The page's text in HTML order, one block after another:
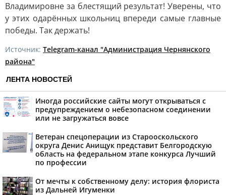
Владимировне за блестящий результат! Уверены, что
у этих одарённых школьниц впереди самые главные
победы. Так держать!
Источник: Telegram-канал "Администрация Чернянского
района"
ЛЕНТА НОВОСТЕЙ
Иногда российские сайты могут открываться с
предупреждением о небезопасном соединении
или не загружаться вовсе
Ветеран спецоперации из Старооскольского
округа Денис Анищук представит Белгородскую
область на федеральном этапе конкурса Лучший
по профессии
От мечты к собственному делу: история флориста
из Дальней Игуменки